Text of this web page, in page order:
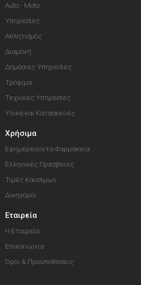
Auto - Moto
Υπηρεσίες
Αθλητισμός
Διαμονή
Δημόσιες Υπηρεσίες
Τρόφιμα
Τεχνικές Υπηρεσίες
Υλικά και Κατασκευές
Χρήσιμα
Εφημερεύοντα Φαρμακεία
Ελληνικές Πρεσβείες
Τιμές Καυσίμων
Δικηγόροι
Εταιρεία
Η Εταιρεία
Επικοινωνία
Όροι & Προϋποθέσεις